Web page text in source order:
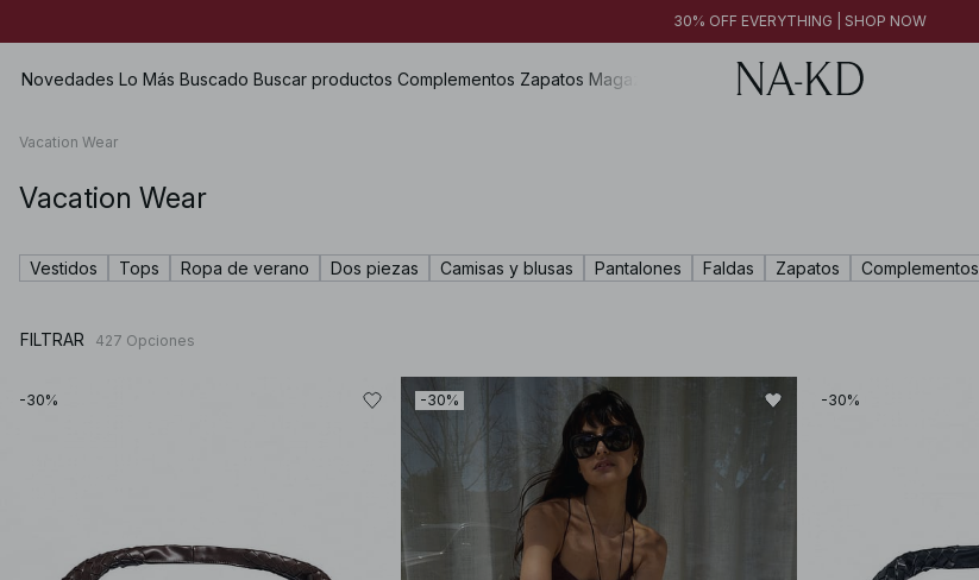
30% OFF EVERYTHING | SHOP NOW
Novedades Lo Más Buscado Buscar productos Complementos Zapatos Magazine
Ver todo
Tops
Camisas & Blusas
Lencería
Ver todo
Joyería
Cinturones
Ver todo
Heels
Botas
Vacation Wear
Vacation Wear
Vestidos Tops Ropa de verano Dos piezas Camisas y blusas Pantalones Faldas Zapatos Complementos
FILTRAR 427 Opciones
-30% -30% -30%